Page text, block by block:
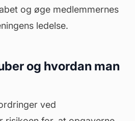
og øge medlemmernes
ledelse.
og hvordan man
ved